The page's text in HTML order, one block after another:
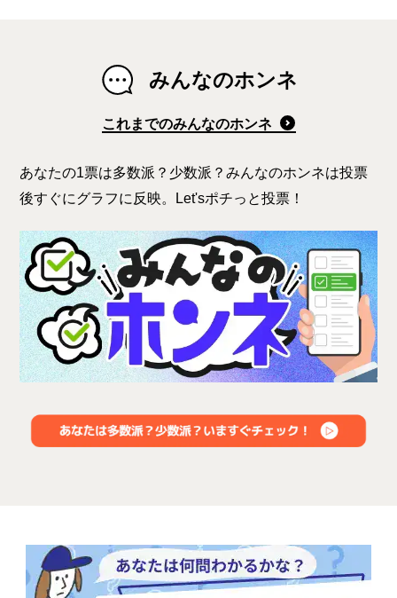
みんなのホンネ
これまでのみんなのホンネ
あなたの1票は多数派？少数派？みんなのホンネは投票
後すぐにグラフに反映。Let'sポチっと投票！